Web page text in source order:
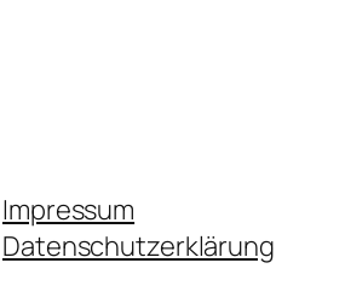
Impressum
Datenschutzerklärung